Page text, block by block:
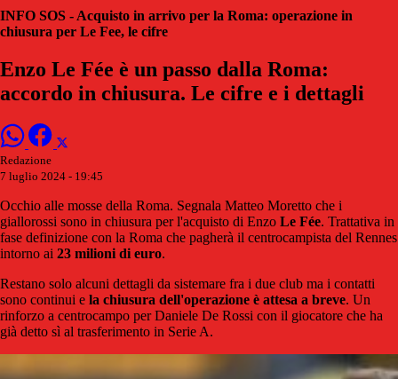
INFO SOS - Acquisto in arrivo per la Roma: operazione in
chiusura per Le Fee, le cifre
Enzo Le Fée è un passo dalla Roma:
accordo in chiusura. Le cifre e i dettagli
Redazione
7 luglio 2024 - 19:45
Occhio alle mosse della Roma. Segnala Matteo Moretto che i
giallorossi sono in chiusura per l'acquisto di Enzo Le Fée. Trattativa in
fase definizione con la Roma che pagherà il centrocampista del Rennes
intorno ai 23 milioni di euro.
Restano solo alcuni dettagli da sistemare fra i due club ma i contatti
sono continui e la chiusura dell'operazione è attesa a breve. Un
rinforzo a centrocampo per Daniele De Rossi con il giocatore che ha
già detto sì al trasferimento in Serie A.